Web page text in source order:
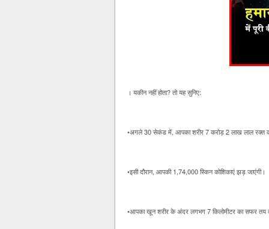
। यकीन नहीं होता? तो यह सुनिए:
•अगले 30 सेकंड में, आपका शरीर 7 करोड़ 2 लाख लाल रक्त
•इसी दौरान, आपकी 1,74,000 स्किन कोशिकाएं झड़ जाएंगी।
•आपका खून शरीर के अंदर लगभग 7 किलोमीटर का सफर तय